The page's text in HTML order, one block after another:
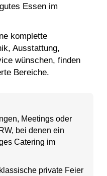
Essen im
komplette
Ausstattung,
wünschen, finden
Bereiche.
Meetings oder
bei denen ein
Catering im
private Feier